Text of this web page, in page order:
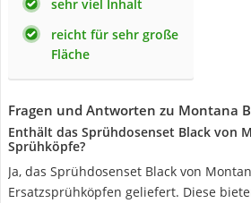
sehr viel Inhalt
reicht für sehr große
Fläche
Fragen und Antworten zu Montana
Enthält das Sprühdosenset Black von
Sprühköpfe?
Ja, das Sprühdosenset Black von
Ersatzsprühköpfen geliefert. Diese